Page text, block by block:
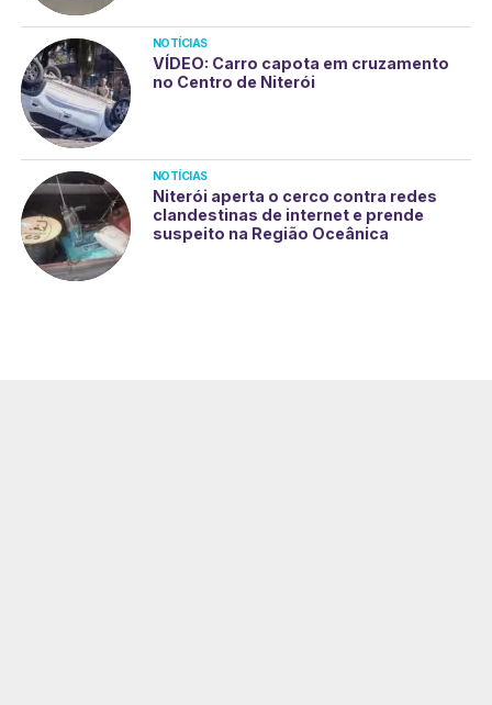
NOTÍCIAS
VÍDEO: Carro capota em cruzamento
no Centro de Niterói
NOTÍCIAS
Niterói aperta o cerco contra redes
clandestinas de internet e prende
suspeito na Região Oceânica